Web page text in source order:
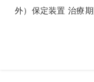
外）保定装置 治療